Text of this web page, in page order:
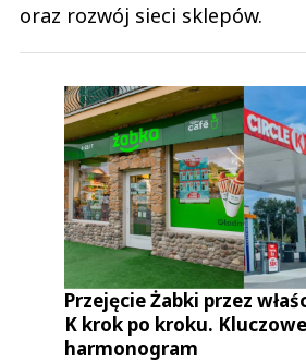
oraz rozwój sieci sklepów.
Przejęcie Żabki przez
K krok po kroku.
harmonogram